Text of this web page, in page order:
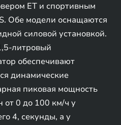
ET и спортивным
Обе модели оснащаются
силовой установкой.
литровый
обеспечивают
динамические
пиковая мощность
от 0 до 100 км/ч у
4, секунды, а у